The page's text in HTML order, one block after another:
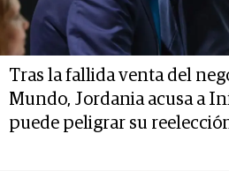
Tras la fallida venta del
Mundo, Jordania acusa a
puede peligrar su